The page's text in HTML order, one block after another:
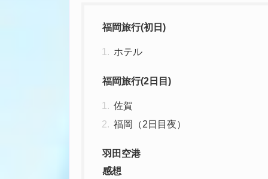
福岡旅行(初日)
ホテル
福岡旅行(2日目)
佐賀
福岡（2日目夜）
羽田空港
感想